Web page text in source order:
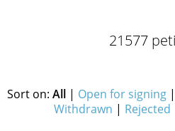
21577
Sort on: All| Open for signing|
Withdrawn | Rejected